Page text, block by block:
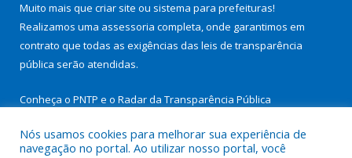
Muito mais que criar site ou sistema para prefeituras!
Realizamos uma assessoria completa, onde garantimos em
contrato que todas as exigências das leis de transparência
pública serão atendidas.
Conheça o PNTP e o Radar da Transparência Pública
Nós usamos cookies para melhorar sua experiência de
navegação no portal. Ao utilizar nosso portal, você